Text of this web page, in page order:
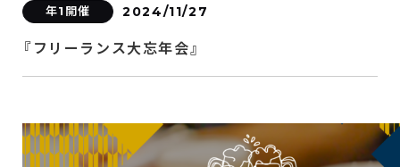
年1開催 2024/11/27
『フリーランス大忘年会』